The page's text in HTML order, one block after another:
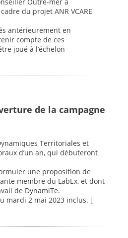
du projet ANR VCARE
antérieurement en
compte de ces
joué à l’échelon
de la campagne
Territoriales et
d’un an, qui débuteront
une proposition de
membre du LabEx, et dont
de DynamiTe.
mardi 2 mai 2023 inclus. [